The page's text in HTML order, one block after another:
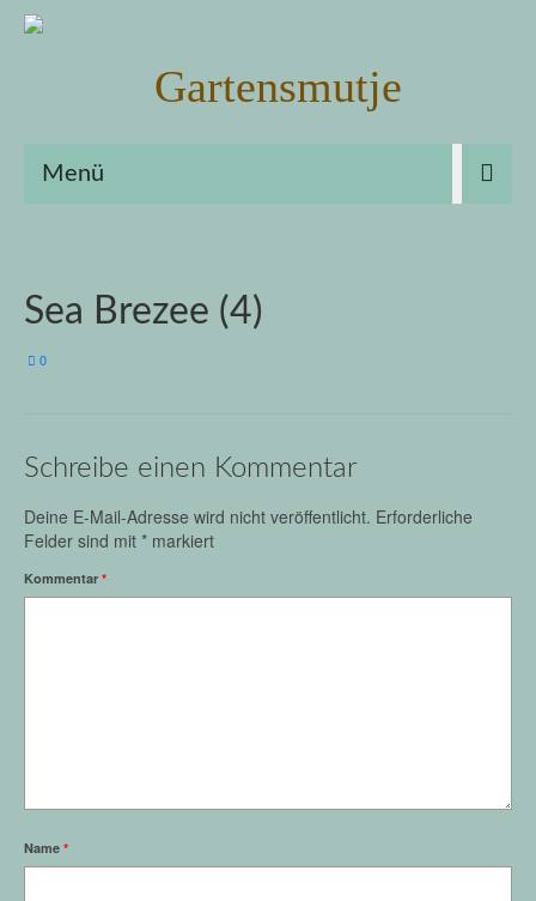
Menü
Sea Brezee (4)
0
Schreibe einen Kommentar
Deine E-Mail-Adresse wird nicht veröffentlicht. Erforderliche
Felder sind mit * markiert
Kommentar *
Name *